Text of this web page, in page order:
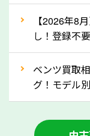
な車は早めに
③自動車税
ましょう！
車を廃車にす
ができる場合が
付金をお客様
【2026年8
し！登録不
ベンツ買取
グ！モデル